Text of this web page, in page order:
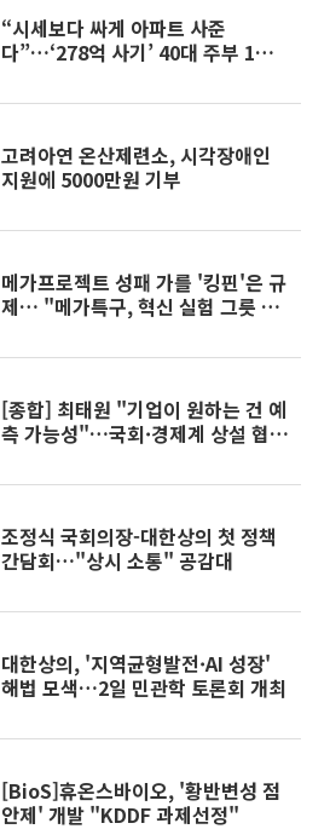
“시세보다 싸게 아파트 사준
다”…‘278억 사기’ 40대 주부 1심
고려아연 온산제련소, 시각장애인
지원에 5000만원 기부
메가프로젝트 성패 가를 '킹핀'은 규
제… "메가특구, 혁신 실험 그릇 돼
[종합] 최태원 "기업이 원하는 건 예
측 가능성"…국회·경제계 상설 협
조정식 국회의장-대한상의 첫 정책
간담회…"상시 소통" 공감대
대한상의, '지역균형발전·AI 성장'
해법 모색…2일 민관학 토론회 개최
[BioS]휴온스바이오, '황반변성 점
안제' 개발 "KDDF 과제선정"